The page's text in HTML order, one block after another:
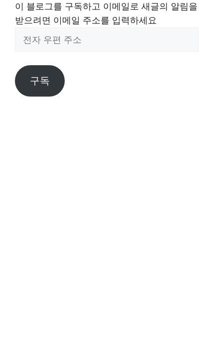
이 블로그를 구독하고 이메일로 새글의 알림을
받으려면 이메일 주소를 입력하세요
편
주
구독